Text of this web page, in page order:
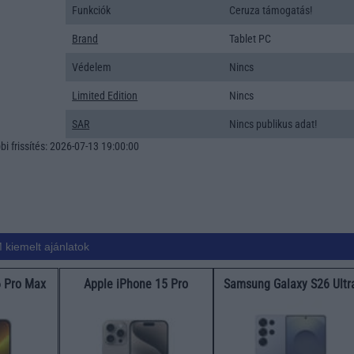
Funkciók Ceruza támogatás!
Brand Tablet PC
Védelem Nincs
Limited Edition Nincs
SAR
Nincs publikus adat!
frissítés: 2026-07-13 19:00:00
kiemelt ajánlatok
Pro Max Apple iPhone 15 Pro Samsung Galaxy S26